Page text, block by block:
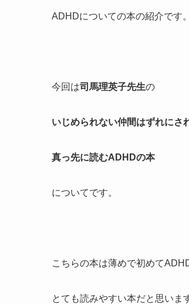
ADHDについての本の紹介です。
今回は司馬理英子先生の
いじめられない仲間はずれにさ
真っ先に読むADHDの本
についてです。
こちらの本は薄めで初めて
とても読みやすい本だと思いま